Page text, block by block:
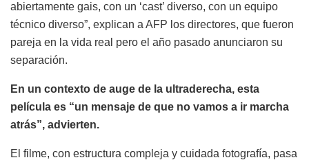
abiertamente gais, con un ‘cast’ diverso, con un equipo
técnico diverso”, explican a AFP los directores, que fueron
pareja en la vida real pero el año pasado anunciaron su
separación.
En un contexto de auge de la ultraderecha, esta
película es “un mensaje de que no vamos a ir marcha
atrás”, advierten.
El filme, con estructura compleja y cuidada fotografía, pasa